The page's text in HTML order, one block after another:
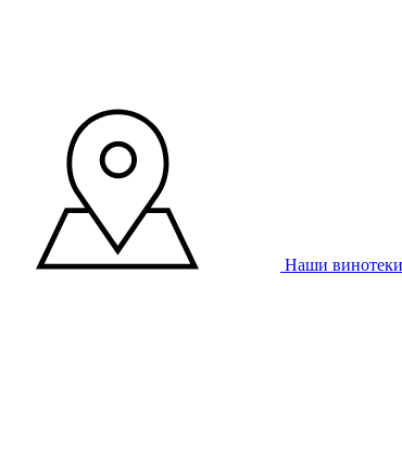
Наши винотеки